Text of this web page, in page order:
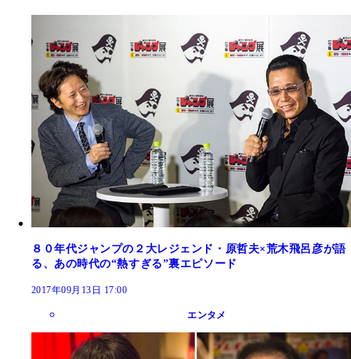
８０年代ジャンプの２大レジェンド・原哲夫×荒木飛呂彦が語
る、あの時代の“熱すぎる”裏エピソード
2017年09月13日 17:00
エンタメ